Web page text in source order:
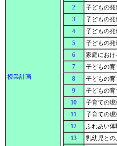
授業計画
2
子どもの発
3
子どもの発
4
子どもの発
5
子どもの発
6
家庭にお
7
子どもの
8
子どもの
9
子どもの
10
子育ての現
11
子育ての現
12
ふれあい
13
乳幼児との